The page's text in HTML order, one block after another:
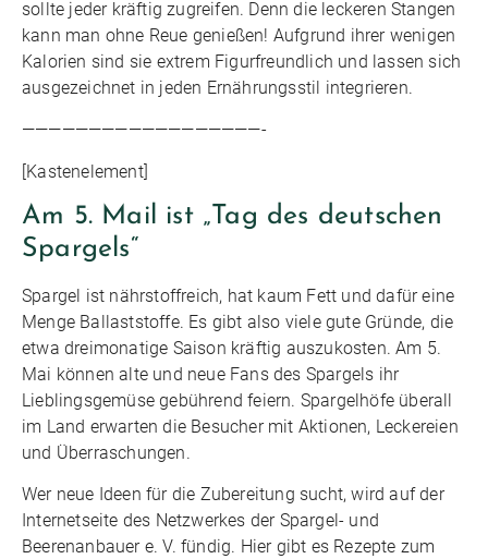
sollte jeder kräftig zugreifen. Denn die leckeren Stangen
kann man ohne Reue genießen! Aufgrund ihrer wenigen
Kalorien sind sie extrem Figurfreundlich und lassen sich
ausgezeichnet in jeden Ernährungsstil integrieren.
——————————————————-
[Kastenelement]
Am 5. Mail ist „Tag des deutschen
Spargels“
Spargel ist nährstoffreich, hat kaum Fett und dafür eine
Menge Ballaststoffe. Es gibt also viele gute Gründe, die
etwa dreimonatige Saison kräftig auszukosten. Am 5.
Mai können alte und neue Fans des Spargels ihr
Lieblingsgemüse gebührend feiern. Spargelhöfe überall
im Land erwarten die Besucher mit Aktionen, Leckereien
und Überraschungen.
Wer neue Ideen für die Zubereitung sucht, wird auf der
Internetseite des Netzwerkes der Spargel- und
Beerenanbauer e. V. fündig. Hier gibt es Rezepte zum